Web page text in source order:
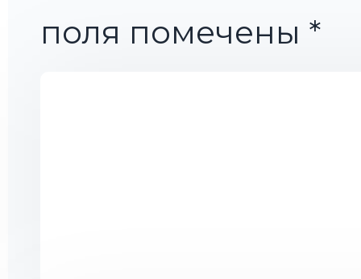
поля помечены *